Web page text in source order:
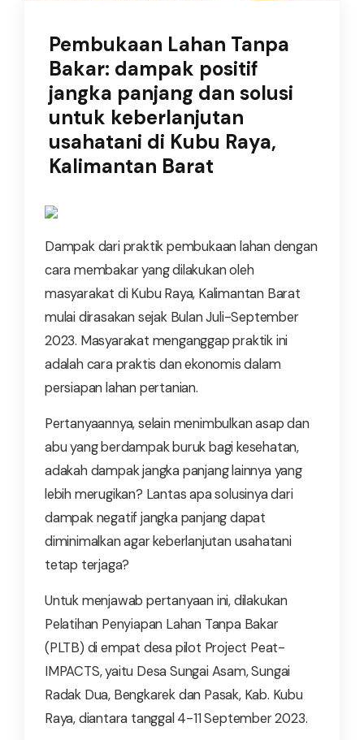
Pembukaan Lahan Tanpa
Bakar: dampak positif
jangka panjang dan solusi
untuk keberlanjutan
usahatani di Kubu Raya,
Kalimantan Barat
Dampak dari praktik pembukaan lahan dengan
cara membakar yang dilakukan oleh
masyarakat di Kubu Raya, Kalimantan Barat
mulai dirasakan sejak Bulan Juli-September
2023. Masyarakat menganggap praktik ini
adalah cara praktis dan ekonomis dalam
persiapan lahan pertanian.
Pertanyaannya, selain menimbulkan asap dan
abu yang berdampak buruk bagi kesehatan,
adakah dampak jangka panjang lainnya yang
lebih merugikan? Lantas apa solusinya dari
dampak negatif jangka panjang dapat
diminimalkan agar keberlanjutan usahatani
tetap terjaga?
Untuk menjawab pertanyaan ini, dilakukan
Pelatihan Penyiapan Lahan Tanpa Bakar
(PLTB) di empat desa pilot Project Peat-
IMPACTS, yaitu Desa Sungai Asam, Sungai
Radak Dua, Bengkarek dan Pasak, Kab. Kubu
Raya, diantara tanggal 4-11 September 2023.